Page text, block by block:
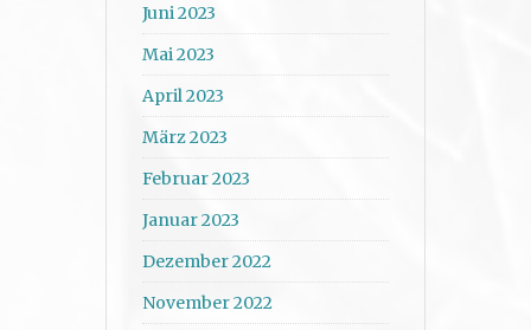
Juni 2023
Mai 2023
April 2023
März 2023
Februar 2023
Januar 2023
Dezember 2022
November 2022